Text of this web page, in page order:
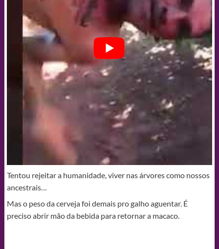
Tentou rejeitar a humanidade, viver nas árvores como nossos
ancestrais…
Mas o peso da cerveja foi demais pro galho aguentar. É
preciso abrir mão da bebida para retornar a macaco.